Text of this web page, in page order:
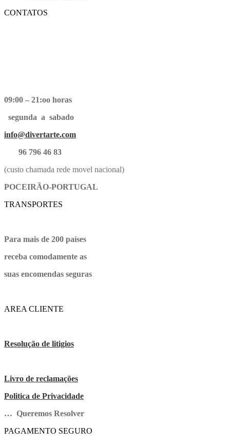
CONTATOS
09:00 – 21:oo horas
segunda a sabado
info@divertarte.com
96 796 46 83
(custo chamada rede movel nacional)
POCEIRÃO-PORTUGAL
TRANSPORTES
Para mais de 200 países
receba comodamente as
suas encomendas seguras
AREA CLIENTE
Resolução de litigios
Livro de reclamações
Politica de Privacidade
… Queremos Resolver
PAGAMENTO SEGURO